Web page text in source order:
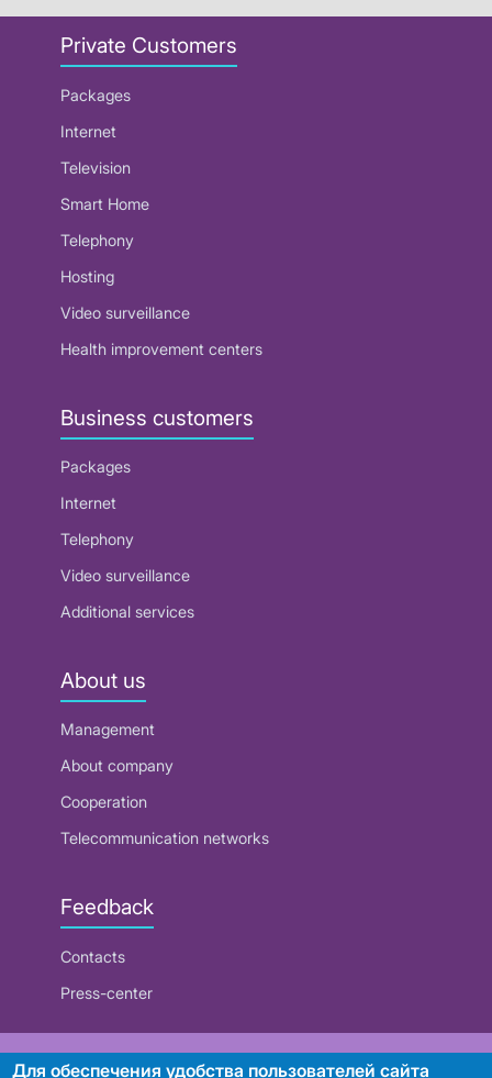
Private Customers
Packages
Internet
Television
Smart Home
Telephony
Hosting
Video surveillance
Health improvement centers
Business customers
Packages
Internet
Telephony
Video surveillance
Additional services
About us
Management
About company
Cooperation
Telecommunication networks
Feedback
Contacts
Press-center
RUE "Beltelecom"
Для обеспечения удобства пользователей сайта